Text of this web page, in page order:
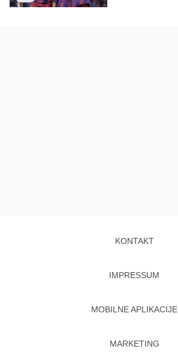
KONTAKT
IMPRESSUM
MOBILNE APLIKACIJE
MARKETING